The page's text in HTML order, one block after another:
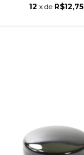
12 x de R$12,75